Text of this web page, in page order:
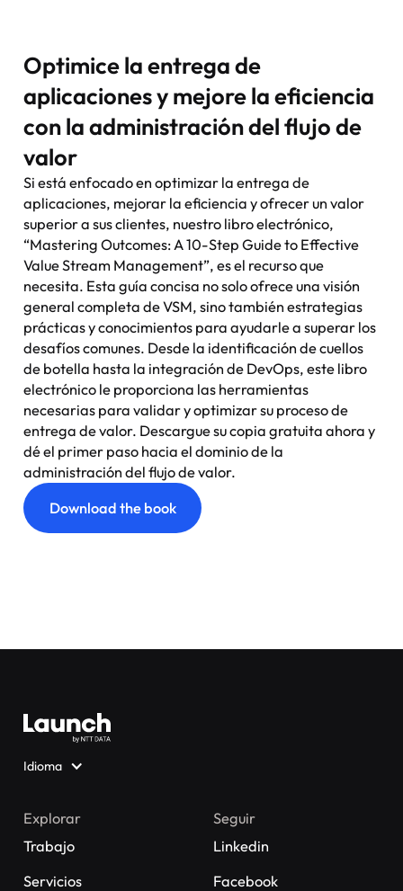
Optimice la entrega de
aplicaciones y mejore la eficiencia
con la administración del flujo de
valor
Si está enfocado en optimizar la entrega de
aplicaciones, mejorar la eficiencia y ofrecer un valor
superior a sus clientes, nuestro libro electrónico,
“Mastering Outcomes: A 10-Step Guide to Effective
Value Stream Management”, es el recurso que
necesita. Esta guía concisa no solo ofrece una visión
general completa de VSM, sino también estrategias
prácticas y conocimientos para ayudarle a superar los
desafíos comunes. Desde la identificación de cuellos
de botella hasta la integración de DevOps, este libro
electrónico le proporciona las herramientas
necesarias para validar y optimizar su proceso de
entrega de valor. Descargue su copia gratuita ahora y
dé el primer paso hacia el dominio de la
administración del flujo de valor.
Download the book
Idioma
Explorar
Trabajo
Servicios
Seguir
Linkedin
Facebook